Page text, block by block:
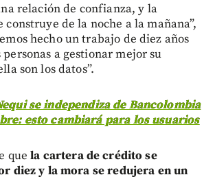
relación de confianza, y la
construye de la noche a la mañana”,
hecho un trabajo de diez años
a gestionar mejor su
son los datos”.
se independiza de Bancolombia
esto cambiará para los usuarios
quela cartera de crédito se
diez y la mora se redujera en un